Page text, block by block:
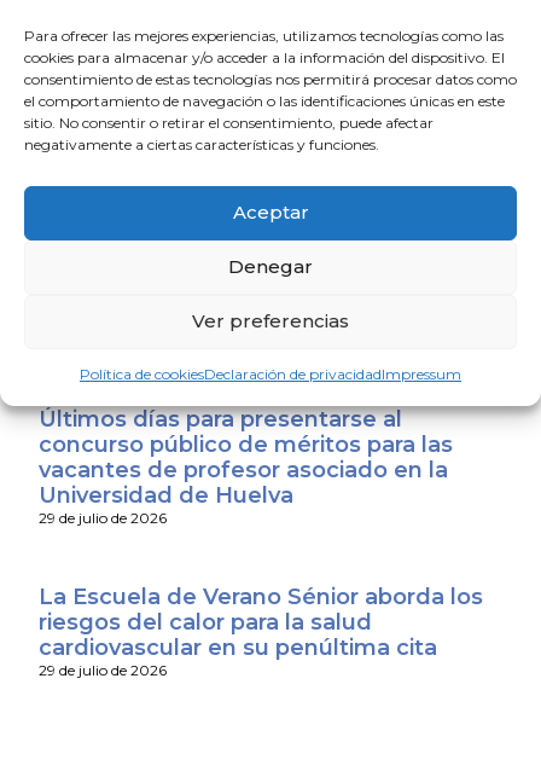
Para ofrecer las mejores experiencias, utilizamos tecnologías como las
cookies para almacenar y/o acceder a la información del dispositivo. El
consentimiento de estas tecnologías nos permitirá procesar datos como
el comportamiento de navegación o las identificaciones únicas en este
sitio. No consentir o retirar el consentimiento, puede afectar
negativamente a ciertas características y funciones.
Aceptar
Denegar
Ver preferencias
Política de cookiesDeclaración de privacidadImpressum
El CACM respalda el acuerdo entre la
Junta y el Sindicato Médico Andaluz y
exige que se convierta en mejoras reales
para los médicos
El Consejo Andaluz de Colegios de
Médicos expresa su apoyo a los
Últimos días para presentarse al
concurso público de méritos para las
vacantes de profesor asociado en la
Universidad de Huelva
29 de julio de 2026
La Escuela de Verano Sénior aborda los
riesgos del calor para la salud
cardiovascular en su penúltima cita
29 de julio de 2026